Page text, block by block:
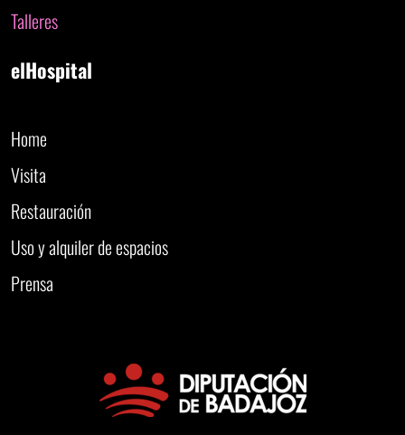
Talleres
elHospital
Home
Visita
Restauración
Uso y alquiler de espacios
Prensa